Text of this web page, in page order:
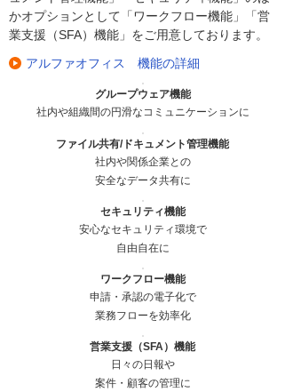
かオプションとして「ワークフロー機能」「営
業支援（SFA）機能」をご用意しております。
アルファオフィス 機能の詳細
グループウェア機能
社内や組織間の円滑なコミュニケーションに
ファイル共有/ドキュメント管理機能
社内や関係企業との
安全なデータ共有に
セキュリティ機能
安心なセキュリティ環境で
自由自在に
ワークフロー機能
申請・承認の電子化で
業務フローを効率化
営業支援（SFA）機能
日々の日報や
案件・顧客の管理に